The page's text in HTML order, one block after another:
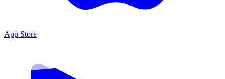
App Store